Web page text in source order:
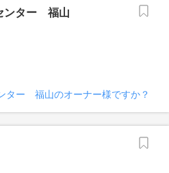
ンター 福山
ター 福山のオーナー様ですか？